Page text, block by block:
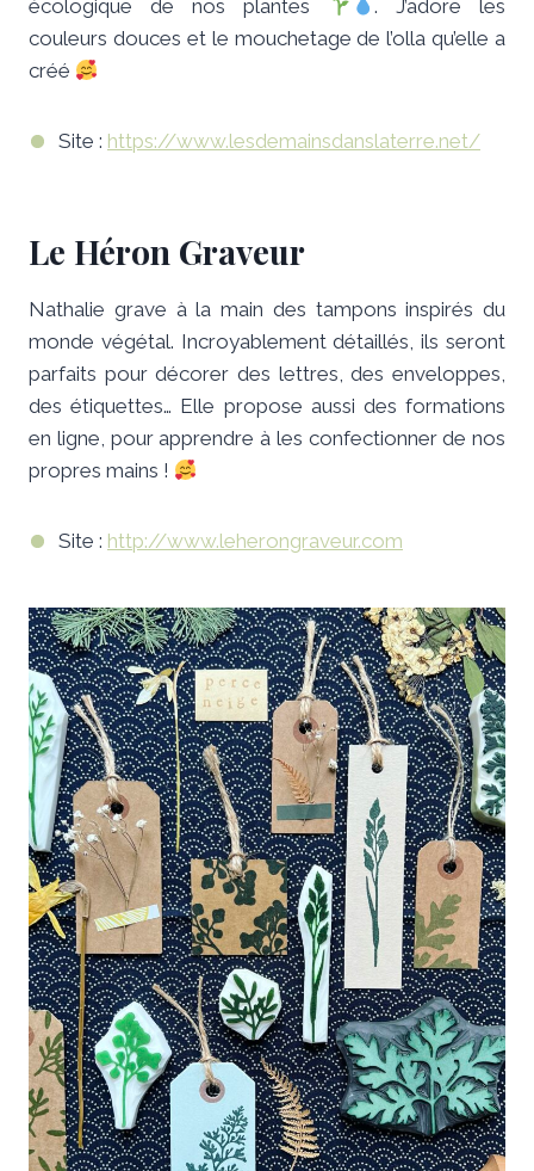
écologique de nos plantes
. J’adore les
couleurs douces et le mouchetage de l’olla qu’elle a
créé
Site : https://www.lesdemainsdanslaterre.net/
Le Héron Graveur
Nathalie grave à la main des tampons inspirés du
monde végétal. Incroyablement détaillés, ils seront
parfaits pour décorer des lettres, des enveloppes,
des étiquettes… Elle propose aussi des formations
en ligne, pour apprendre à les confectionner de nos
propres mains !
Site : http://www.leherongraveur.com